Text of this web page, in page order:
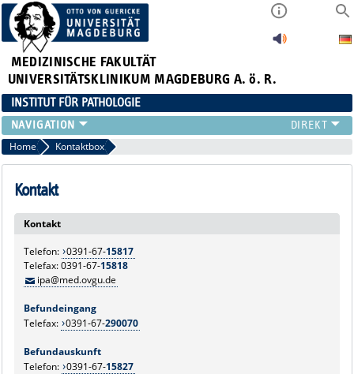
MEDIZINISCHE FAKULTÄT
UNIVERSITÄTSKLINIKUM MAGDEBURG A. ö. R.
INSTITUT FÜR PATHOLOGIE
TEAM
DIAGNOSTIK
EINSENDER
INSTITUT
LEHRE
ANFORDERUNGSSCHEINE
Home Kontaktbox
Kontakt
Kontakt
Telefon: 0391-67-15817
Telefax: 0391-67-15818
ipa@med.ovgu.de
Befundeingang
Telefax: 0391-67-290070
Befundauskunft
Telefon: 0391-67-15827